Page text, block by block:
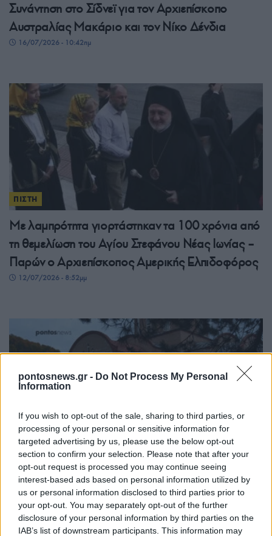
pontosnews.gr - Do Not Process My Personal
Information
If you wish to opt-out of the sale, sharing to third parties, or
processing of your personal or sensitive information for
targeted advertising by us, please use the below opt-out
section to confirm your selection. Please note that after your
opt-out request is processed you may continue seeing
interest-based ads based on personal information utilized by
us or personal information disclosed to third parties prior to
your opt-out. You may separately opt-out of the further
disclosure of your personal information by third parties on the
IAB’s list of downstream participants. This information may
Συνάντηση στο Σίδνεϊ για τον Αρχιεπίσκοπο
Αυστραλίας Μακάριο και τον Νίκο Δένδια
16/07/2026 - 10:42πμ
ΠΙΣΤΗ
Με λαμπρότητα γιορτάστηκαν τα 100 χρόνια από
τη θεμελίωση του Αγίου Στεφάνου Νέας Ιωνίας –
Παρών ο Αρχιεπίσκοπος Αμερικής Ελπιδοφόρος
12/07/2026 - 8:52μμ
ΠΙΣΤΗ
Παναγία Σουμελά: Το πρόγραμμα των
Ακολουθιών έως τον Δεκαπενταύγουστο
12/07/2026 - 12:29μμ